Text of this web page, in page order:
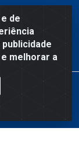
de
melhorar a
Verde, São José
0004-83